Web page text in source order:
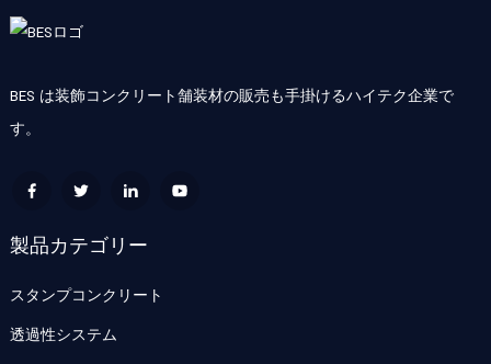
BES は装飾コンクリート舗装材の販売も手掛けるハイテク企業で
す。
製品カテゴリー
スタンプコンクリート
透過性システム